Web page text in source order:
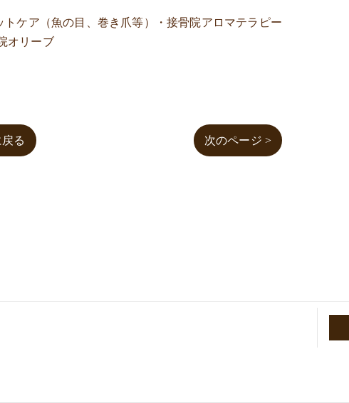
ケア（魚の目、巻き爪等）・接骨院アロマテラピー
オリーブ
る 次のページ >